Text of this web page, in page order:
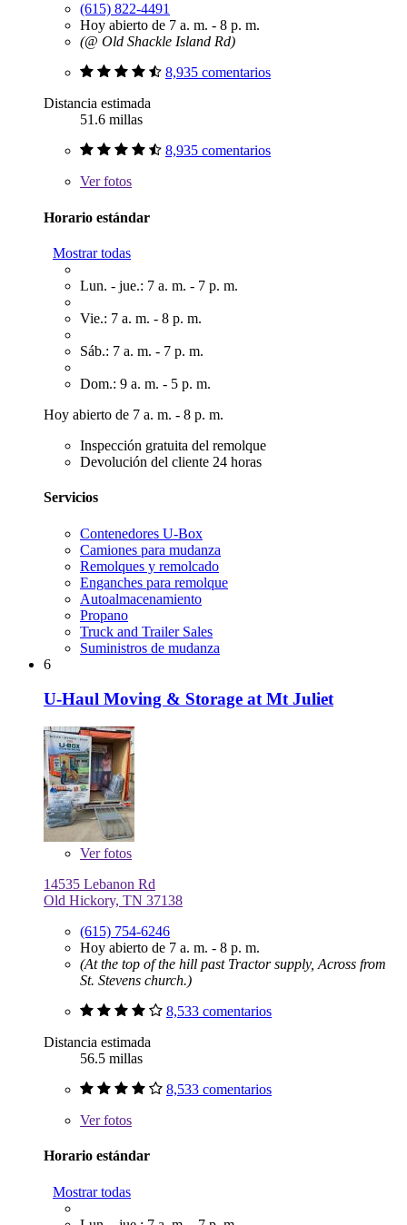
(615) 822-4491
Hoy abierto de 7 a. m. - 8 p. m.
(@ Old Shackle Island Rd)
8,935 comentarios
Distancia estimada
51.6 millas
8,935 comentarios
Verfotos
Horario estándar
Mostrar todas
Lun. - jue.: 7 a. m. - 7 p. m.
Vie.: 7 a. m. - 8 p. m.
Sáb.: 7 a. m. - 7 p. m.
Dom.: 9 a. m. - 5 p. m.
Hoy abierto de 7 a. m. - 8 p. m.
Inspección gratuita del remolque
Devolución del cliente 24 horas
Servicios
Contenedores U-Box
Camiones para mudanza
Remolques y remolcado
Enganches para remolque
Autoalmacenamiento
Propano
Truck and Trailer Sales
Suministros de mudanza
6
U-Haul Moving & Storage at Mt Juliet
Verfotos
14535 Lebanon Rd
Old Hickory, TN 37138
(615) 754-6246
Hoy abierto de 7 a. m. - 8 p. m.
(At the top of the hill past Tractor supply, Across from
St. Stevens church.)
8,533 comentarios
Distancia estimada
56.5 millas
8,533 comentarios
Verfotos
Horario estándar
Mostrar todas